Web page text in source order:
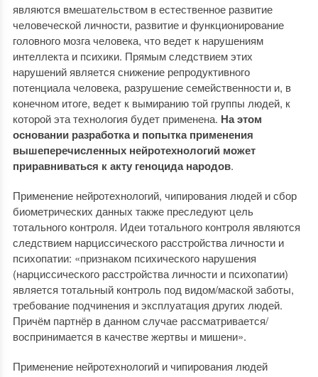
являются вмешательством в естественное развитие
человеческой личности, развитие и функционирование
головного мозга человека, что ведет к нарушениям
интеллекта и психики. Прямым следствием этих
нарушений является снижение репродуктивного
потенциала человека, разрушение семейственности и, в
конечном итоге, ведет к вымиранию той группы людей, к
которой эта технология будет применена. На этом
основании разработка и попытка применения
вышеперечисленных нейротехнологий может
приравниваться к акту геноцида народов.
Применение нейротехнологий, чипирования людей и сбор
биометрических данных также преследуют цель
тотального контроля. Идеи тотального контроля являются
следствием нарциссического расстройства личности и
психопатии: «признаком психического нарушения
(нарциссического расстройства личности и психопатии)
является тотальный контроль под видом/маской заботы,
требование подчинения и эксплуатация других людей.
Причём партнёр в данном случае рассматривается/
воспринимается в качестве жертвы и мишени».
Применение нейротехнологий и чипирования людей